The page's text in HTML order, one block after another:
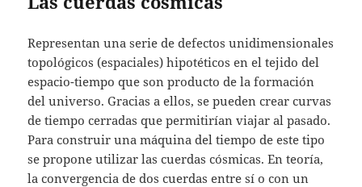
Representan una serie de defectos unidimensionales
topológicos (espaciales) hipotéticos en el tejido del
espacio-tiempo que son producto de la formación
del universo. Gracias a ellos, se pueden crear curvas
de tiempo cerradas que permitirían viajar al pasado.
Para construir una máquina del tiempo de este tipo
se propone utilizar las cuerdas cósmicas. En teoría,
la convergencia de dos cuerdas entre sí o con un